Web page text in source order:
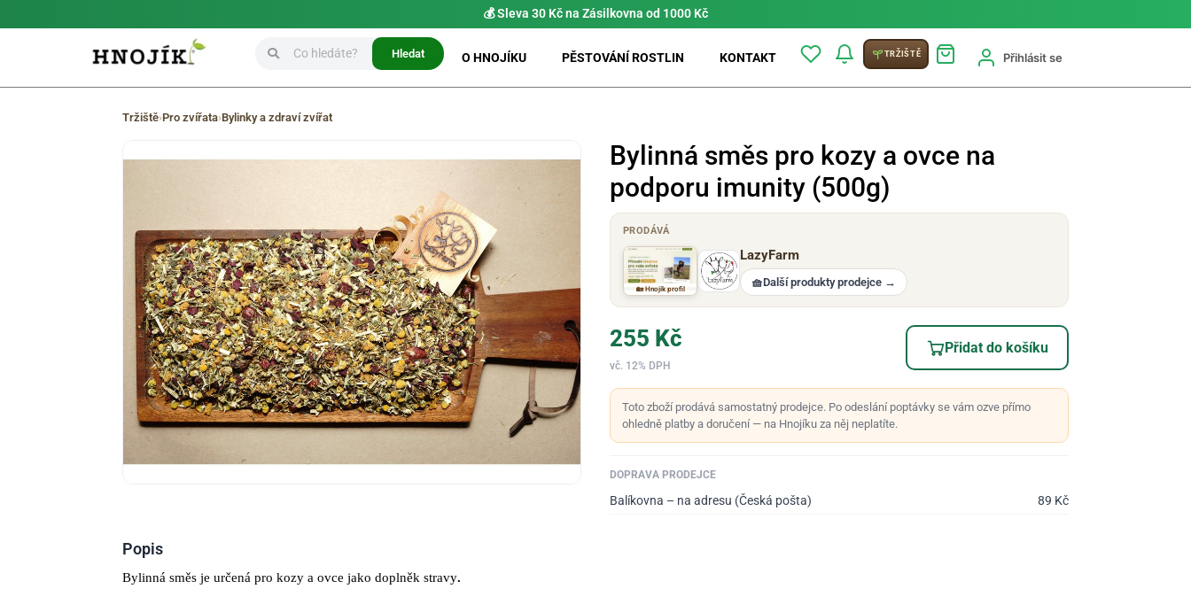
💰 Sleva 30 Kč na Zásilkovna od 1000 Kč
Hledat O HNOJÍKU PĚSTOVÁNÍ ROSTLIN KONTAKT TRŽIŠTĚ Přihlásit se
Tržiště›Pro zvířata›Bylinky a zdraví zvířat
Bylinná směs pro kozy a ovce na
podporu imunity (500g)
PRODÁVÁ
🏡 Hnojík profil
LazyFarm
🧺Další produkty prodejce →
255 Kč
vč. 12% DPH
Přidat do košíku
Toto zboží prodává samostatný prodejce. Po odeslání poptávky se vám ozve přímo
ohledně platby a doručení — na Hnojíku za něj neplatíte.
DOPRAVA PRODEJCE
Balíkovna – na adresu (Česká pošta) 89 Kč
Popis
Bylinná směs je určená pro kozy a ovce jako doplněk stravy.